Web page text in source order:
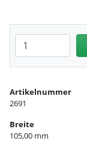
Anzahl eingeben
Artikelnummer
2691
Breite
105,00 mm